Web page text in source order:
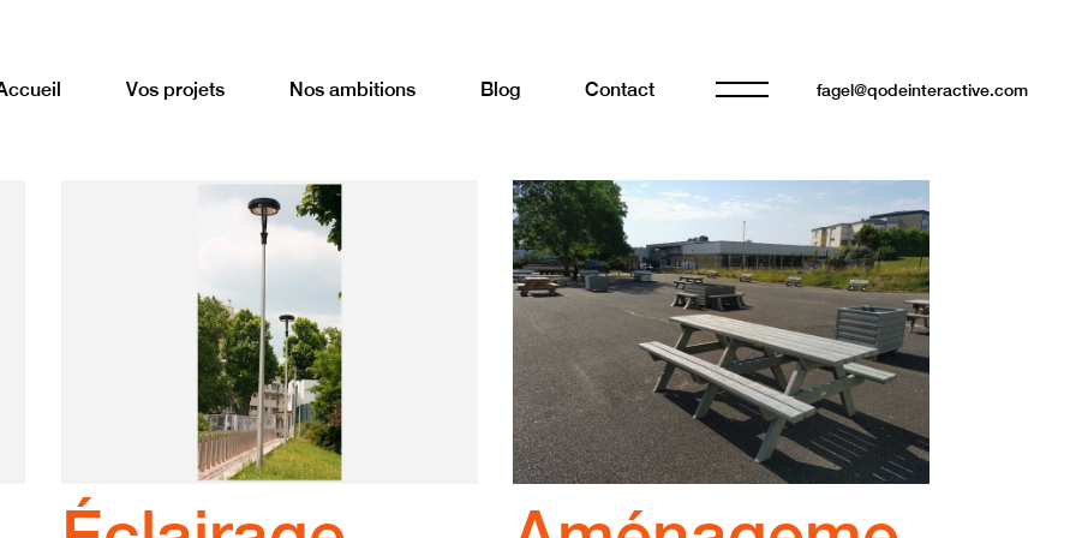
Vos projets Nos ambitions Blog Contact fagel@qodeinteractive.com